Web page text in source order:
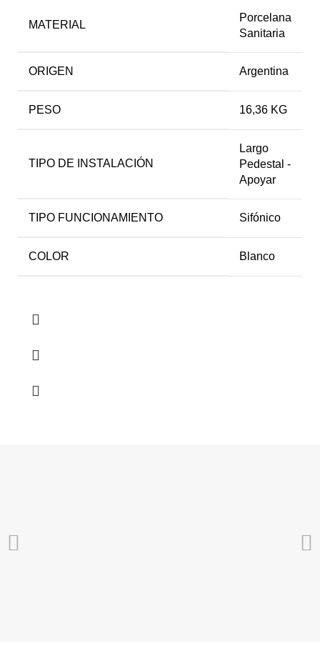
MATERIAL
Porcelana
Sanitaria
ORIGEN Argentina
PESO 16,36 KG
TIPO DE INSTALACIÓN
Largo
Pedestal -
Apoyar
TIPO FUNCIONAMIENTO Sifónico
COLOR Blanco